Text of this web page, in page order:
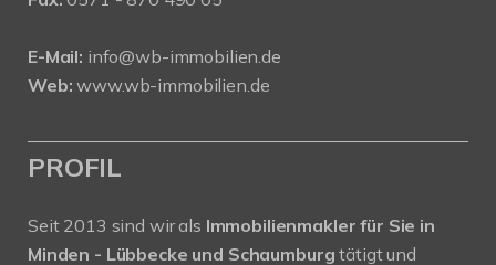
E-Mail: info@wb-immobilien.de
Web: www.wb-immobilien.de
PROFIL
Seit 2013 sind wir als Immobilienmakler für Sie in
Minden - Lübbecke und Schaumburgtätigt und